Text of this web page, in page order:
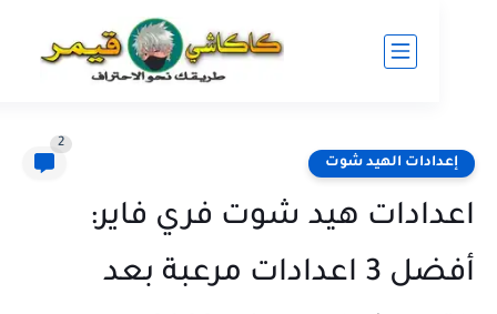
الهيد شوت
هيد شوت فري فاير:
أفضل 3 اعدادات مرعبة بعد